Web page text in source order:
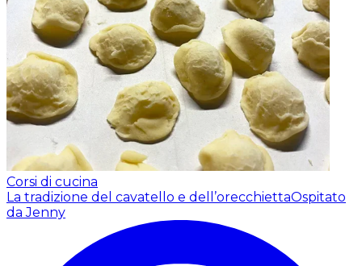
Corsi di cucina
La tradizione del cavatello e dell’orecchiettaOspitato
da Jenny